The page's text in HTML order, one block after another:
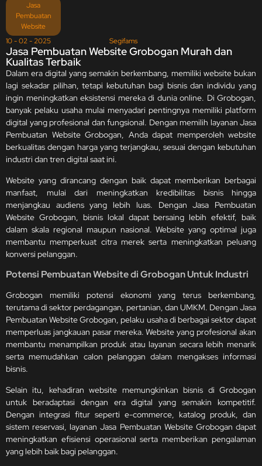
Jasa
Pembuatan
Website
10 - 02 - 2025
Segifams
Jasa Pembuatan Website Grobogan Murah dan
Kualitas Terbaik
Dalam era digital yang semakin berkembang, memiliki website bukan
lagi sekadar pilihan, tetapi kebutuhan bagi bisnis dan individu yang
ingin meningkatkan eksistensi mereka di dunia online. Di Grobogan,
banyak pelaku usaha mulai menyadari pentingnya memiliki platform
digital yang profesional dan fungsional. Dengan memilih layanan Jasa
Pembuatan Website Grobogan, Anda dapat memperoleh website
berkualitas dengan harga yang terjangkau, sesuai dengan kebutuhan
industri dan tren digital saat ini.
Website yang dirancang dengan baik dapat memberikan berbagai
manfaat, mulai dari meningkatkan kredibilitas bisnis hingga
menjangkau audiens yang lebih luas. Dengan Jasa Pembuatan
Website Grobogan, bisnis lokal dapat bersaing lebih efektif, baik
dalam skala regional maupun nasional. Website yang optimal juga
membantu memperkuat citra merek serta meningkatkan peluang
konversi pelanggan.
Potensi Pembuatan Website di Grobogan Untuk Industri
Grobogan memiliki potensi ekonomi yang terus berkembang,
terutama di sektor perdagangan, pertanian, dan UMKM. Dengan Jasa
Pembuatan Website Grobogan, pelaku usaha di berbagai sektor dapat
memperluas jangkauan pasar mereka. Website yang profesional akan
membantu menampilkan produk atau layanan secara lebih menarik
serta memudahkan calon pelanggan dalam mengakses informasi
bisnis.
Selain itu, kehadiran website memungkinkan bisnis di Grobogan
untuk beradaptasi dengan era digital yang semakin kompetitif.
Dengan integrasi fitur seperti e-commerce, katalog produk, dan
sistem reservasi, layanan Jasa Pembuatan Website Grobogan dapat
meningkatkan efisiensi operasional serta memberikan pengalaman
yang lebih baik bagi pelanggan.